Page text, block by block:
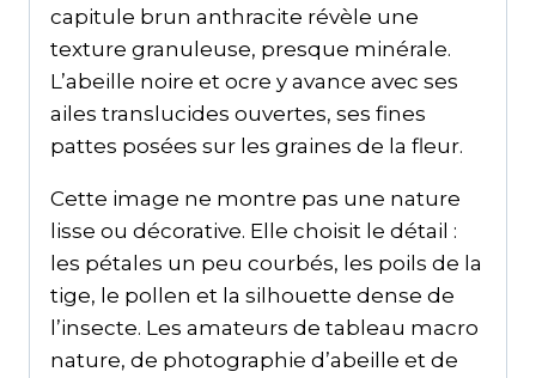
capitule brun anthracite révèle une
texture granuleuse, presque minérale.
L’abeille noire et ocre y avance avec ses
ailes translucides ouvertes, ses fines
pattes posées sur les graines de la fleur.
Cette image ne montre pas une nature
lisse ou décorative. Elle choisit le détail :
les pétales un peu courbés, les poils de la
tige, le pollen et la silhouette dense de
l’insecte. Les amateurs de tableau macro
nature, de photographie d’abeille et de